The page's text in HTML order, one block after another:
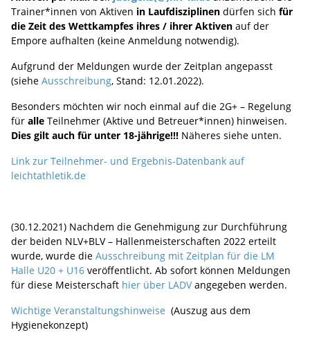
Trainer*innen von Aktiven in Laufdisziplinen dürfen sich für
die Zeit des Wettkampfes ihres / ihrer Aktiven auf der
Empore aufhalten (keine Anmeldung notwendig).
Aufgrund der Meldungen wurde der Zeitplan angepasst
(siehe Ausschreibung, Stand: 12.01.2022).
Besonders möchten wir noch einmal auf die 2G+ – Regelung
für alle Teilnehmer (Aktive und Betreuer*innen) hinweisen.
Dies gilt auch für unter 18-jährige!!! Näheres siehe unten.
Link zur Teilnehmer- und Ergebnis-Datenbank auf
leichtathletik.de
(30.12.2021) Nachdem die Genehmigung zur Durchführung
der beiden NLV+BLV – Hallenmeisterschaften 2022 erteilt
wurde, wurde die Ausschreibung mit Zeitplan für die LM
Halle U20 + U16 veröffentlicht. Ab sofort können Meldungen
für diese Meisterschaft hier über LADVangegeben werden.
Wichtige Veranstaltungshinweise (Auszug aus dem
Hygienekonzept)